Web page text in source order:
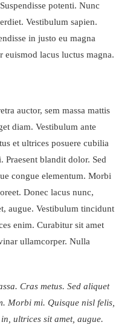
potenti. Nunc
Vestibulum sapien.
in justo eu magna
euismod lacus luctus magna.
auctor, sem massa mattis
diam. Vestibulum ante
et ultrices posuere cubilia
blandit dolor. Sed
congue elementum. Morbi
Donec lacus nunc,
augue. Vestibulum tincidunt
enim. Curabitur sit amet
ullamcorper. Nulla
Cras metus. Sed aliquet
Morbi mi. Quisque nisl felis,
ultrices sit amet, augue.